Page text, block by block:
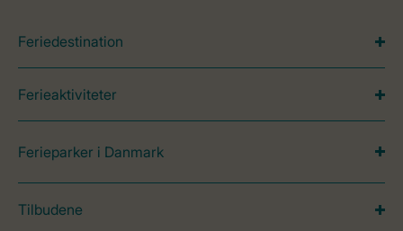
Feriedestination
Ferieaktiviteter
Ferieparker i Danmark
Tilbudene